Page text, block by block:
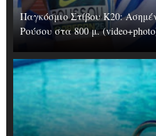
Παγκόσμιο Στίβου Κ20:
Ρούσου στα 800 μ.